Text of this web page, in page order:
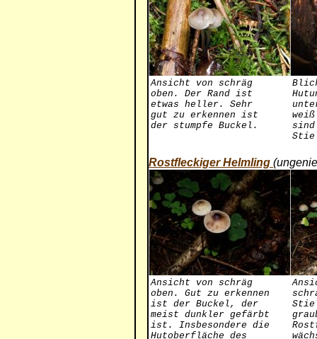
Ansicht von schräg
oben. Der Rand ist
etwas heller. Sehr
gut zu erkennen ist
der stumpfe Buckel.
sind
Rostfleckiger Helmling
Ansicht von schräg
oben. Gut zu erkennen
ist der Buckel, der
meist dunkler gefärbt
ist. Insbesondere die
Hutoberfläche des